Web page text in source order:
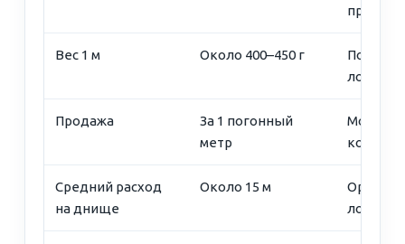
Вес 1 м Около 400–450 г
лодки
Продажа
За 1 погонный
метр
Можно
Средний расход
на днище
Около 15 м
лодки